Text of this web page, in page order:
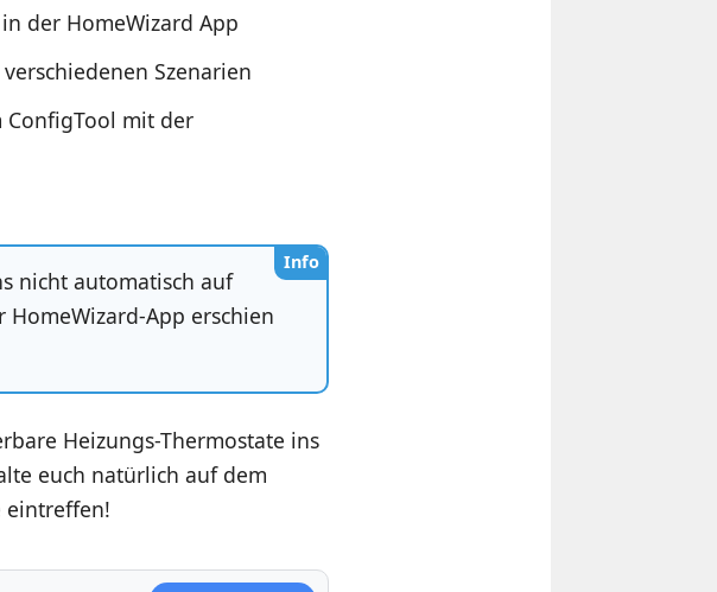
der HomeWizard App
Szenarien
mit der
Info
nicht automatisch auf
App erschien
Heizungs-Thermostate ins
euch natürlich auf dem
eintreffen!